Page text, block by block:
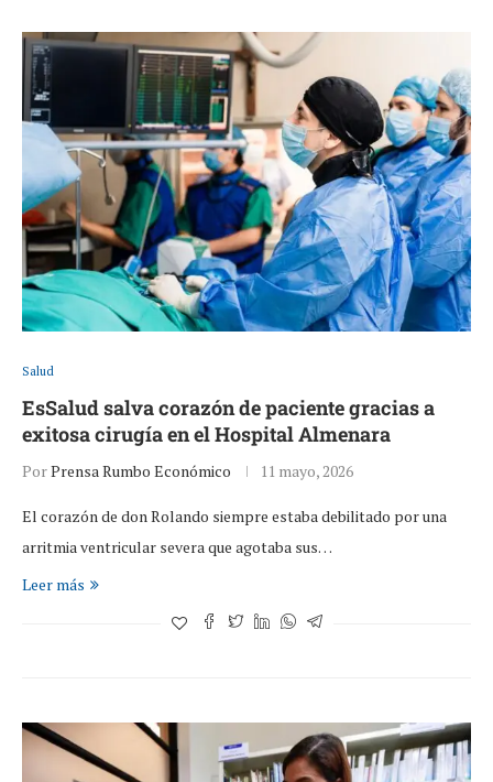
Salud
EsSalud salva corazón de paciente gracias a
exitosa cirugía en el Hospital Almenara
PorPrensa Rumbo Económico 11 mayo, 2026
El corazón de don Rolando siempre estaba debilitado por una
arritmia ventricular severa que agotaba sus…
Leer más